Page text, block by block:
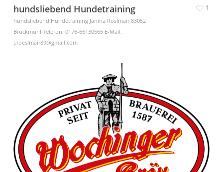
hundsliebend Hundetraining
hundsliebend Hundetraining Janina Röslmair 83052
Bruckmühl Telefon: 0176-66130565 E-Mail:
j.roeslmair89@gmail.com
1